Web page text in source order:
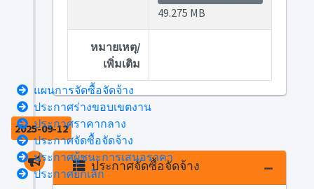
49.275 MB
หมายเหตุ/
เพิ่มเติม
2025-09-12
ประกาศจัดซื้อจัดจ้าง
แผนการจัดซื้อจัดจ้าง
ประกาศร่างขอบเขตงาน
ประกาศราคากลาง
ประกาศจัดซื้อจัดจ้าง
ประกาศผู้ชนะการเสนอราคา
ประกาศยกเลิก